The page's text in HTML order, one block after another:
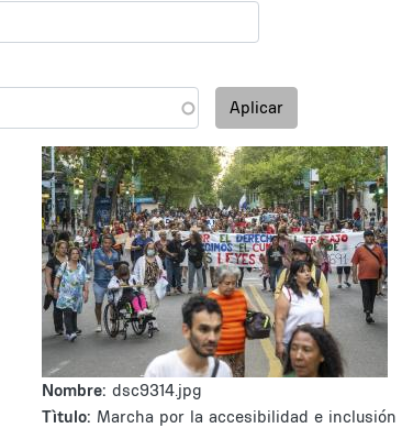
Aplicar
Nombre: dsc9314.jpg
Tìtulo: Marcha por la accesibilidad e inclusión